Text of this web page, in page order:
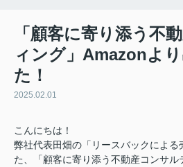
「顧客に寄り添う不
ィング」Amazonよ
た！
2025.02.01
こんにちは！
弊社代表田畑の「リースバックによ
た、「顧客に寄り添う不動産コンサ